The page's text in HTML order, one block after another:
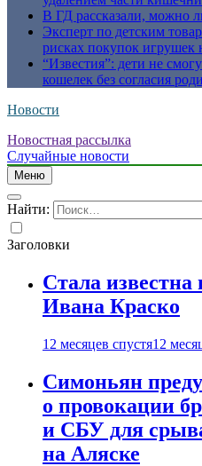
В ГД рассказали, можно
Эксперт по детским
рисках покупок игрушек
“Известия”: дети не
кошелек без согласия
Новости
Новостная рассылка
Случайные новости
Меню
Найти:
Заголовки
Стала
Ивана Краско
12 месяцев спустя12
Симоньян
о провокации
и СБУ для
на Аляске